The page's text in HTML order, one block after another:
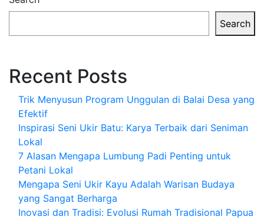
Search
Recent Posts
Trik Menyusun Program Unggulan di Balai Desa yang
Efektif
Inspirasi Seni Ukir Batu: Karya Terbaik dari Seniman
Lokal
7 Alasan Mengapa Lumbung Padi Penting untuk
Petani Lokal
Mengapa Seni Ukir Kayu Adalah Warisan Budaya
yang Sangat Berharga
Inovasi dan Tradisi: Evolusi Rumah Tradisional Papua